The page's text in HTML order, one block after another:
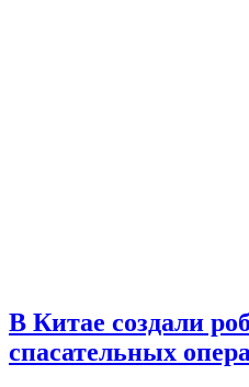
В Китае создали
спасательных